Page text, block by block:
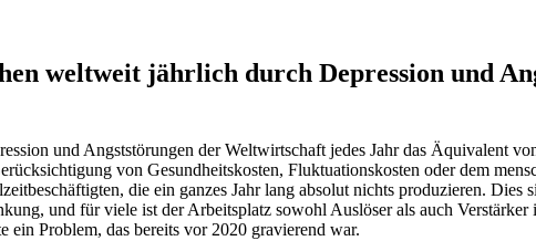
weltweit jährlich durch Depression und
und Angststörungen der Weltwirtschaft jedes Jahr das Äquivalent
von Gesundheitskosten, Fluktuationskosten oder dem
die ein ganzes Jahr lang absolut nichts produzieren. Dies
und für viele ist der Arbeitsplatz sowohl Auslöser als auch
ein Problem, das bereits vor 2020 gravierend war.